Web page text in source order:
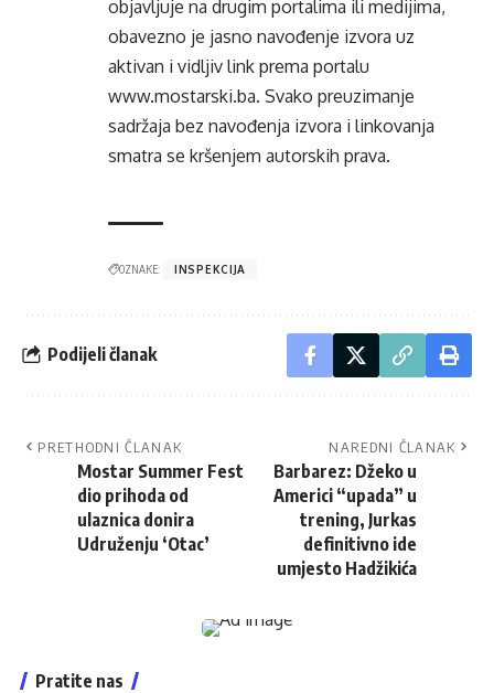
objavljuje na drugim portalima ili medijima,
obavezno je jasno navođenje izvora uz
aktivan i vidljiv link prema portalu
www.mostarski.ba. Svako preuzimanje
sadržaja bez navođenja izvora i linkovanja
smatra se kršenjem autorskih prava.
OZNAKE: INSPEKCIJA
Podijeli članak
PRETHODNI ČLANAK
Mostar Summer Fest
dio prihoda od
ulaznica donira
Udruženju ‘Otac’
NAREDNI ČLANAK
Barbarez: Džeko u
Americi “upada” u
trening, Jurkas
definitivno ide
umjesto Hadžikića
Pratite nas